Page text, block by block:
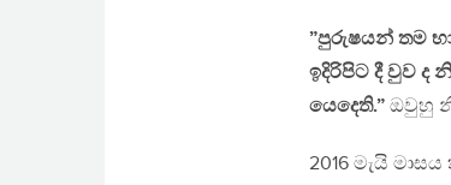
”පුරුෂයන් තම
ඉදිරිපිට දී වුව
යෙදෙති.” ඔවුහු
2016 මැයි